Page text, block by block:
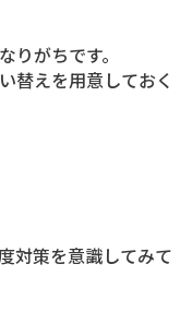
がちです。
替えを用意しておく
対策を意識してみて